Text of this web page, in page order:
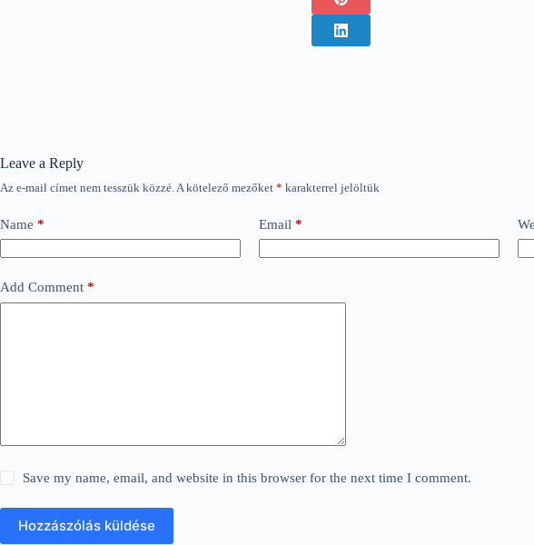
Leave a Reply
Az e-mail címet nem tesszük közzé. A kötelező mezőket * karakterrel jelöltük
Name * Email *
Add Comment *
Save my name, email, and website in this browser for the next time I comment.
Hozzászólás küldése